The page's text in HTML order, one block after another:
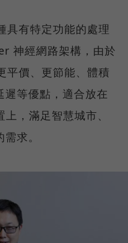
具有特定功能的處理
神經網路架構，由於
平價、更節能、體積
等優點，適合放在
，滿足智慧城市、
求。